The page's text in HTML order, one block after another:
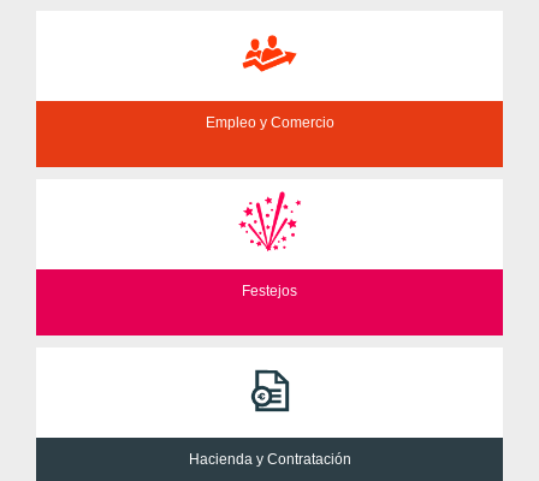
Empleo y Comercio
Festejos
Hacienda y Contratación